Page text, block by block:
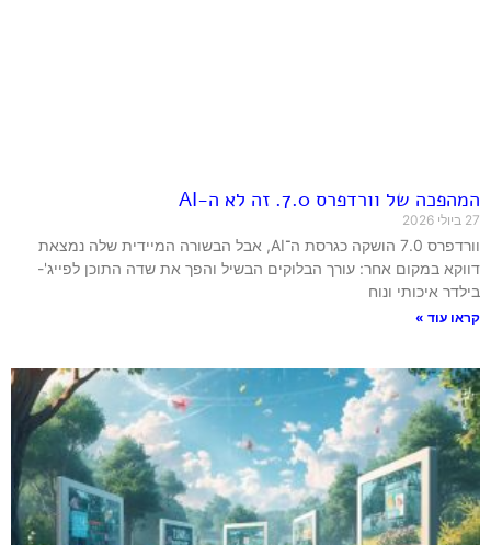
המהפכה של וורדפרס 7.0. זה לא ה-AI
27 ביולי 2026
וורדפרס 7.0 הושקה כגרסת ה־AI, אבל הבשורה המיידית שלה נמצאת
דווקא במקום אחר: עורך הבלוקים הבשיל והפך את שדה התוכן לפייג'-
בילדר איכותי ונוח
קראו עוד »